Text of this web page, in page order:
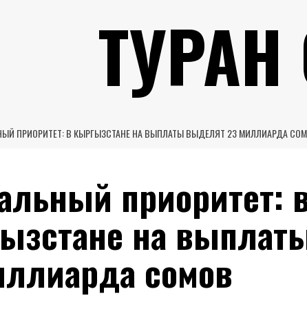
ПРИОРИТЕТ: В КЫРГЫЗСТАНЕ НА ВЫПЛАТЫ ВЫДЕЛЯТ 23 МИЛЛИАРДА
приоритет:
на
сомов